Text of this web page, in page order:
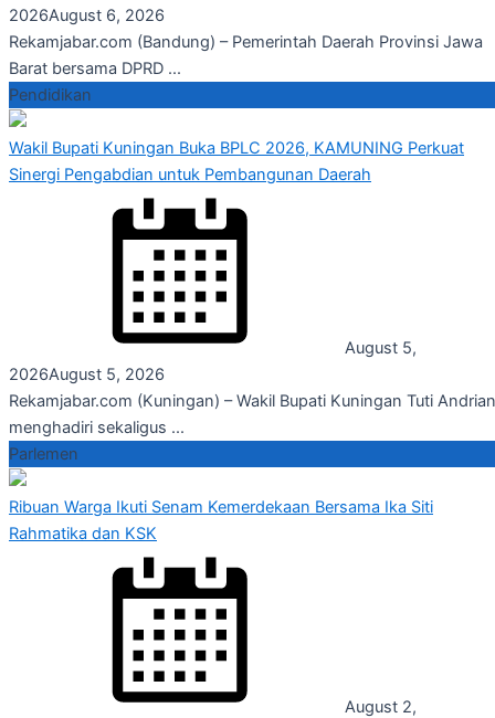
2026August 6, 2026
Rekamjabar.com (Bandung) – Pemerintah Daerah Provinsi Jawa
Barat bersama DPRD ...
Pendidikan
Wakil Bupati Kuningan Buka BPLC 2026, KAMUNING Perkuat
Sinergi Pengabdian untuk Pembangunan Daerah
August 5,
2026August 5, 2026
Rekamjabar.com (Kuningan) – Wakil Bupati Kuningan Tuti
menghadiri sekaligus ...
Parlemen
Ribuan Warga Ikuti Senam Kemerdekaan Bersama Ika Siti
Rahmatika dan KSK
August 2,